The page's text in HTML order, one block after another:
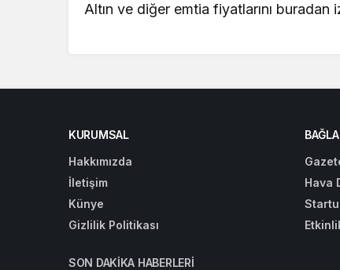
Altın ve diğer emtia fiyatlarını buradan
KURUMSAL
Hakkımızda
İletişim
Künye
Gizlilik Politikası
Hava
SON DAKIKA HABERLERI